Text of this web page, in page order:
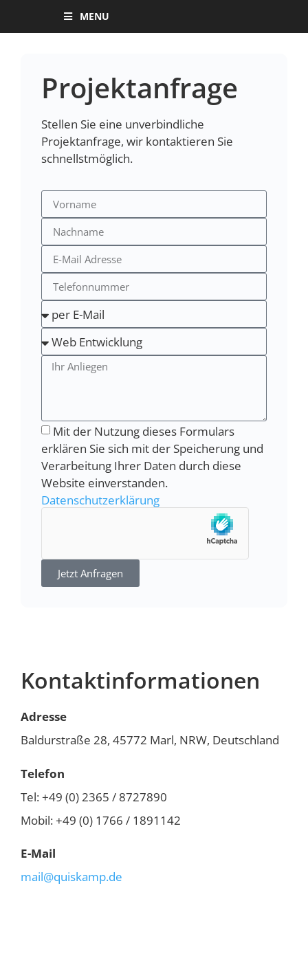
MENU
Projektanfrage
Stellen Sie eine unverbindliche
Projektanfrage, wir kontaktieren Sie
schnellstmöglich.
Mit der Nutzung dieses Formulars
erklären Sie sich mit der Speicherung und
Verarbeitung Ihrer Daten durch diese
Website einverstanden.
Datenschutzerklärung
Jetzt Anfragen
Kontaktinformationen
Adresse
Baldurstraße 28, 45772 Marl, NRW, Deutschland
Telefon
Tel: +49 (0) 2365 / 8727890
Mobil: +49 (0) 1766 / 1891142
E-Mail
mail@quiskamp.de